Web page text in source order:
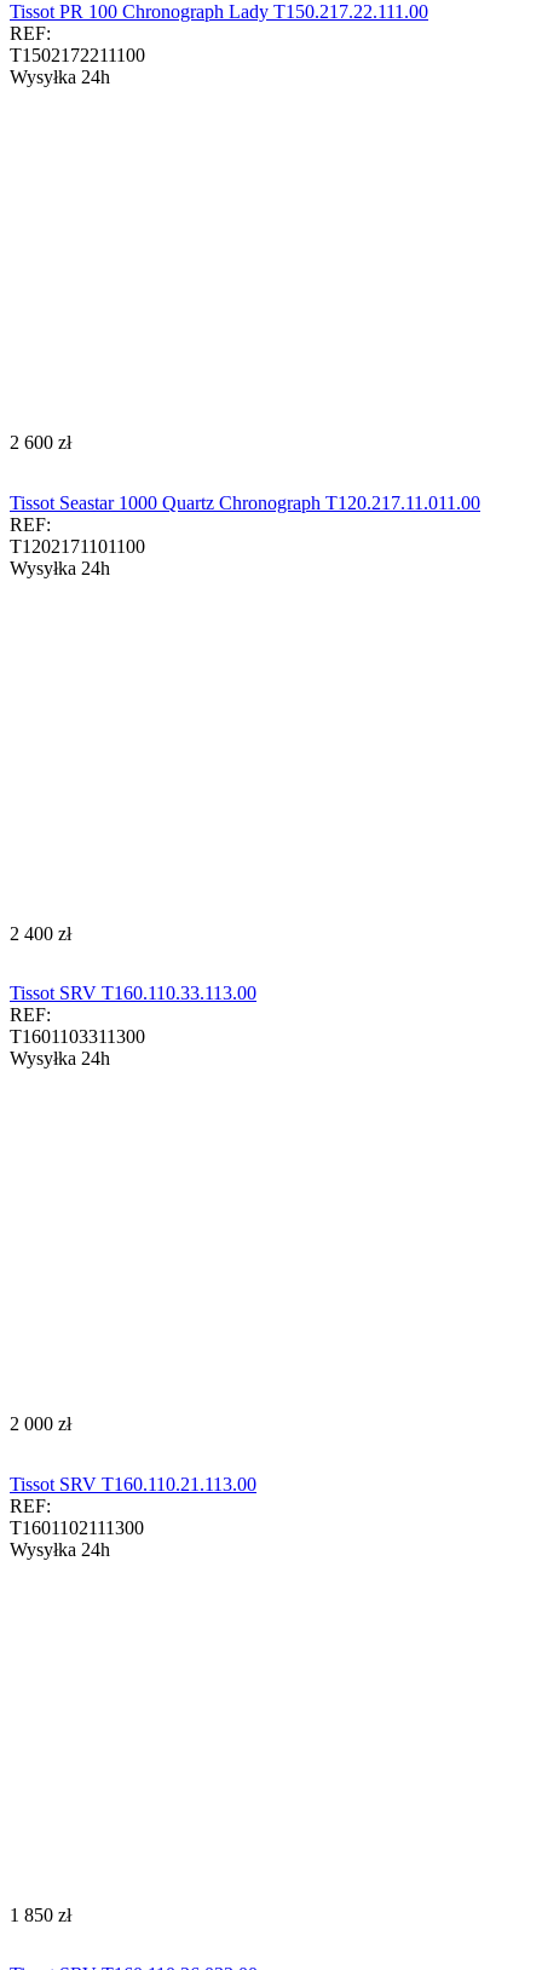
Tissot PR 100 Chronograph Lady T150.217.22.111.00
REF:
T1502172211100
Wysyłka 24h
‍2 600‍ zł
Tissot Seastar 1000 Quartz Chronograph T120.217.11.011.00​​​
REF:
T1202171101100
Wysyłka 24h
‍2 400‍ zł
Tissot SRV T160.110.33.113.00
REF:
T1601103311300
Wysyłka 24h
‍2 000‍ zł
Tissot SRV T160.110.21.113.00
REF:
T1601102111300
Wysyłka 24h
‍1 850‍ zł